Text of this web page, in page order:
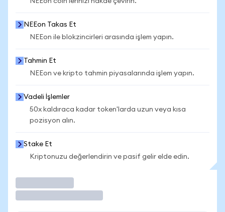
NEEon Takas Et
NEEon ile blokzincirleri arasında işlem yapın.
Tahmin Et
NEEon ve kripto tahmin piyasalarında işlem yapın.
Vadeli İşlemler
50x kaldıraca kadar token'larda uzun veya kısa
pozisyon alın.
Stake Et
Kriptonuzu değerlendirin ve pasif gelir elde edin.